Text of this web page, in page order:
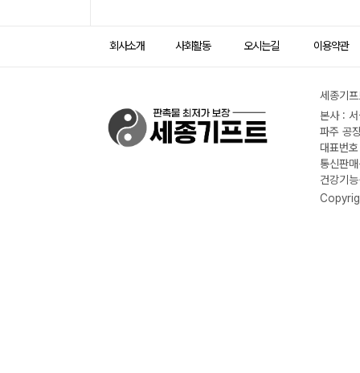
회사소개 사회활동 오시는길 이용약관
세종기
본사 :
파주 공
대표번
통신판
건강기